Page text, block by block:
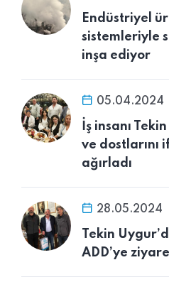
Endüstriyel
sistemleriyle
inşa ediyor
05.04.2024
İş insanı
ve dostlarını
ağırladı
28.05.2024
Tekin
ADD’ye